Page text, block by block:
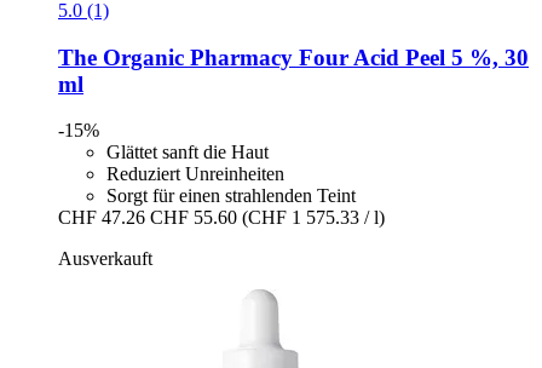
5.0 (1)
The Organic Pharmacy Four Acid Peel 5 %, 30
ml
-15%
Glättet sanft die Haut
Reduziert Unreinheiten
Sorgt für einen strahlenden Teint
CHF 47.26 CHF 55.60 (CHF 1 575.33 / l)
Ausverkauft